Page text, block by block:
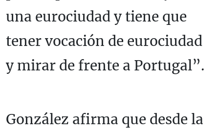
una eurociudad y tiene que
tener vocación de eurociudad
y mirar de frente a Portugal”.
González afirma que desde la